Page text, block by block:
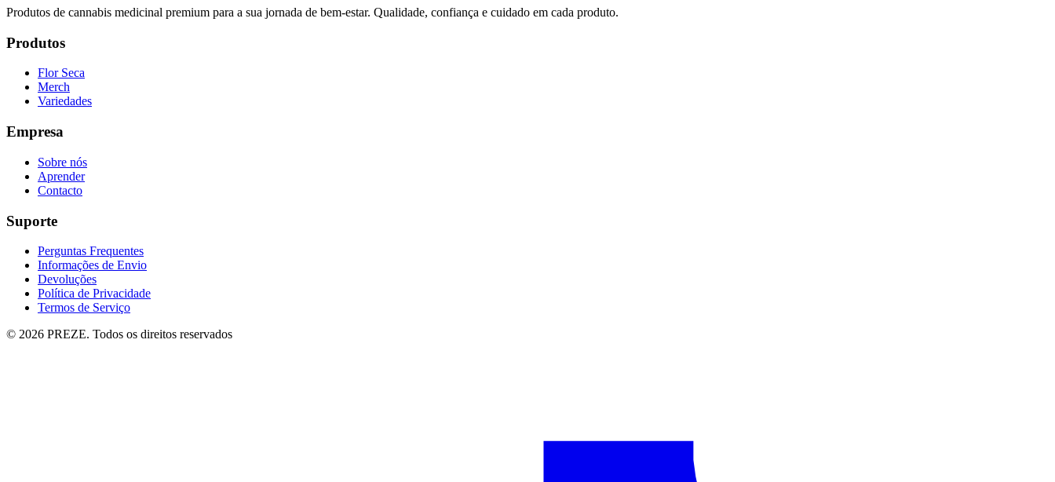
Produtos de cannabis medicinal premium para a sua jornada de bem-estar. Qualidade, confiança e cuidado em cada produto.
Produtos
Flor Seca
Merch
Variedades
Empresa
Sobre nós
Aprender
Contacto
Suporte
Perguntas Frequentes
Informações de Envio
Devoluções
Política de Privacidade
Termos de Serviço
© 2026 PREZE. Todos os direitos reservados